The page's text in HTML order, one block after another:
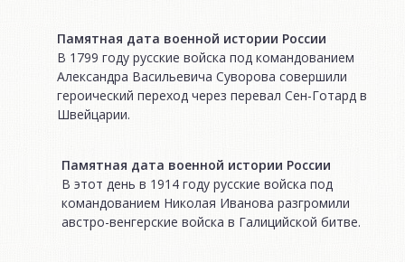
Памятная дата военной истории России
В 1799 году русские войска под командованием
Александра Васильевича Суворова совершили
героический переход через перевал Сен-Готард в
Швейцарии.
Памятная дата военной истории России
В этот день в 1914 году русские войска под
командованием Николая Иванова разгромили
австро-венгерские войска в Галицийской битве.